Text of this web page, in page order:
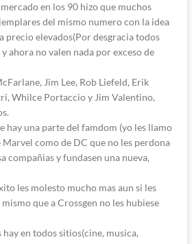
en los 90 hizo que muchos
del mismo numero con la idea
precio elevados(Por desgracia todos
ahora no valen nada por exceso de
Jim Lee, Rob Liefeld, Erik
Whilce Portaccio y Jim Valentino,
hay una parte del famdom (yo les llamo
como de DC que no les perdona
compañias y fundasen una nueva,
les molesto mucho mas aun si les
que a Crossgen no les hubiese
hay en todos sitios(cine, musica,